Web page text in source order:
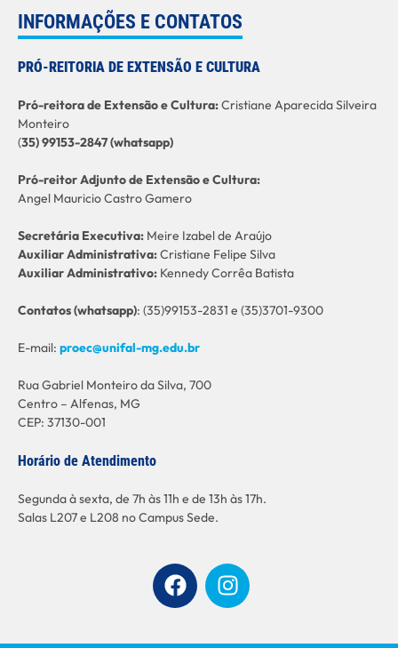
INFORMAÇÕES E CONTATOS
PRÓ-REITORIA DE EXTENSÃO E CULTURA
Pró-reitora de Extensão e Cultura:Cristiane Aparecida Silveira
Monteiro
(35) 99153-2847 (whatsapp)
Pró-reitor Adjunto de Extensão e Cultura:
Angel Mauricio Castro Gamero
Secretária Executiva: Meire Izabel de Araújo
Auxiliar Administrativa:Cristiane Felipe Silva
Auxiliar Administrativo: Kennedy Corrêa Batista
Contatos (whatsapp): (35)99153-2831 e (35)3701-9300
E-mail: proec@unifal-mg.edu.br
Rua Gabriel Monteiro da Silva, 700
Centro – Alfenas, MG
CEP: 37130-001
Horário de Atendimento
Segunda à sexta, de 7h às 11h e de 13h às 17h.
Salas L207 e L208 no Campus Sede.